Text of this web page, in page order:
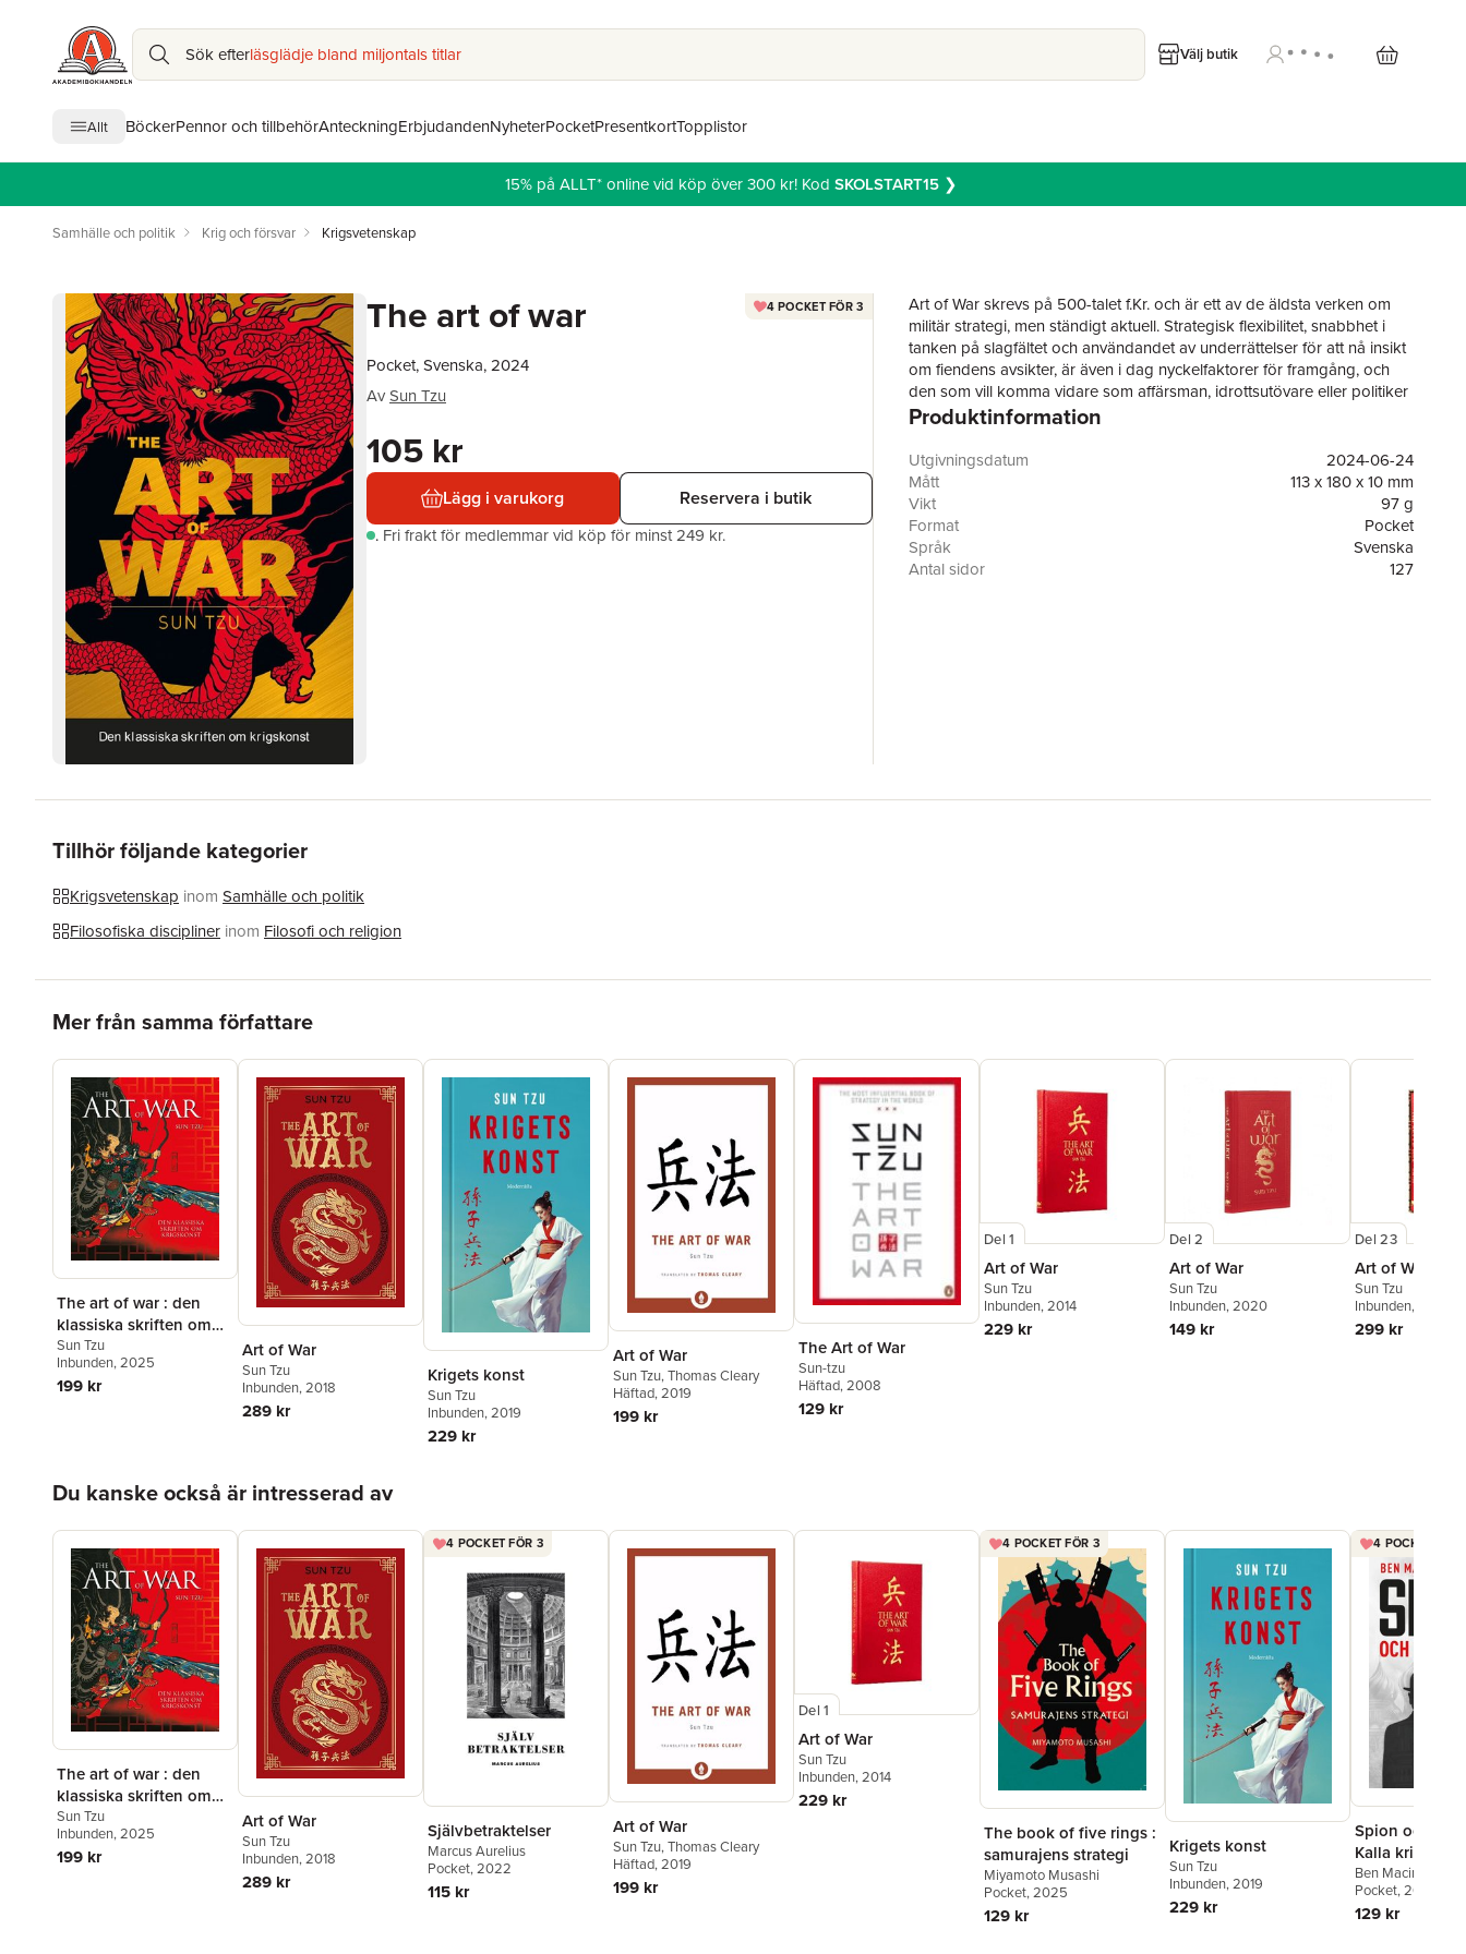
Sök efterläsglädje bland miljontals titlar Välj butik
Allt BöckerPennor och tillbehörAnteckningErbjudandenNyheterPocketPresentkortTopplistor
15% på ALLT* online vid köp över 300 kr! Kod SKOLSTART15❯
Samhälle och politik Krig och försvar Krigsvetenskap
The art of war 4 POCKET FÖR 3
Pocket, Svenska, 2024
AvSun Tzu
105 kr
Lägg i varukorg Reservera i butik
. Fri frakt för medlemmar vid köp för minst 249 kr.
Art of War skrevs på 500-talet f.Kr. och är ett av de äldsta verken om
militär strategi, men ständigt aktuell. Strategisk flexibilitet, snabbhet i
tanken på slagfältet och användandet av underrättelser för att nå insikt
om fiendens avsikter, är även i dag nyckelfaktorer för framgång, och
den som vill komma vidare som affärsman, idrottsutövare eller politiker
kommer med hjälp av Art of War alltid vara steget före sina
många framstående statsmän och generaler, från Napoleon till
Montgomery och Mao Zedong.
Produktinformation
Utgivningsdatum
2024-06-24
Mått
113 x 180 x 10 mm
Vikt
97 g
Format
Pocket
Språk
Svenska
Antal sidor
127
Tillhör följande kategorier
Krigsvetenskap inom Samhälle och politik
Filosofiska discipliner inom Filosofi och religion
Mer från samma författare
The art of war : den
klassiska skriften om
krigskonst
Sun Tzu
Inbunden, 2025
199 kr
Art of War
Sun Tzu
Inbunden, 2018
289 kr
Krigets konst
Sun Tzu
Inbunden, 2019
229 kr
Art of War
Sun Tzu,Thomas Cleary
Häftad, 2019
199 kr
The Art of War
Sun-tzu
Häftad, 2008
129 kr
Del 1
Art of War
Sun Tzu
Inbunden, 2014
229 kr
Del 2
Art of War
Sun Tzu
Inbunden, 2020
149 kr
Del 23
Art of War
Sun Tzu
Inbunden, 2024
299 kr
Du kanske också är intresserad av
The art of war : den
klassiska skriften om
krigskonst
Sun Tzu
Inbunden, 2025
199 kr
Art of War
Sun Tzu
Inbunden, 2018
289 kr
4 POCKET FÖR 3
Självbetraktelser
Marcus Aurelius
Pocket, 2022
115 kr
Art of War
Sun Tzu,Thomas Cleary
Häftad, 2019
199 kr
Del 1
Art of War
Sun Tzu
Inbunden, 2014
229 kr
4 POCKET FÖR 3
The book of five rings :
samurajens strategi
Miyamoto Musashi
Pocket, 2025
129 kr
Krigets konst
Sun Tzu
Inbunden, 2019
229 kr
4 POCKET FÖR
Spion och
Kalla krigets
spionhistoria
Ben Macintyre
Pocket, 2021
129 kr